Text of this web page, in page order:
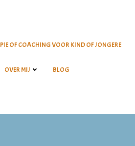
OF COACHING VOOR KIND OF JONGERE
OVER MIJ BLOG